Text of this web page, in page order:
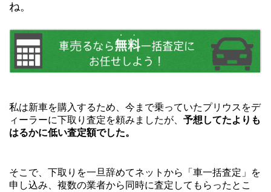
ね。
私は新車を購入するため、今まで乗っていたプリウスをデ
ィーラーに下取り査定を頼みましたが、 予想してたよりも
はるかに低い査定額でした。
そこで、下取りを一旦辞めてネットから「車一括査定」を
申し込み、複数の業者から同時に査定してもらったとこ